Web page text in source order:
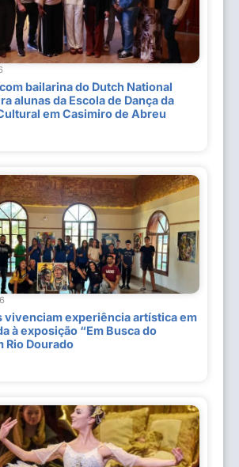
bailarina do Dutch National
alunas da Escola de Dança da
em Casimiro de Abreu
vivenciam experiência artística em
à exposição “Em Busca do
Rio Dourado